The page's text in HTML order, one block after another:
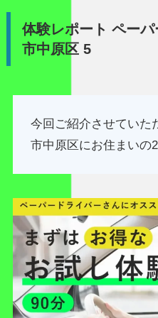
体験レポート ペー
市中原区 5
今回ご紹介させていた
市中原区にお住まいの